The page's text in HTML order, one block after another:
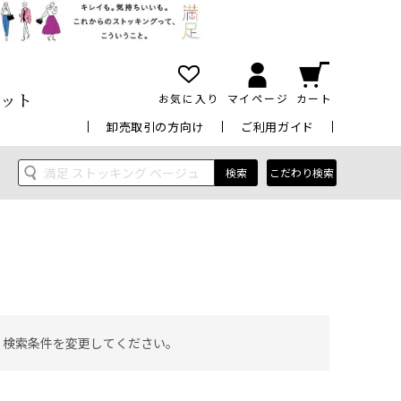
ト お気に入り マイページ カート
卸売取引の方向け ご利用ガイド
検索 こだわり検索
索条件を変更してください。